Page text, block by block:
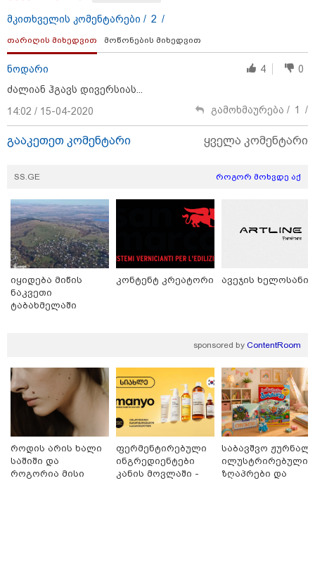
"24 იანვრის ღამეს თამარ ნავროზაშვილის ძმა
მიგზავნის მესიჯს... მე ვერ ვნახე, რადგან "სპამებში"
ჩავარდა": რა მისწერა ნია იმნაძის ბიძამ ეკა
კუპატაძეს? - გიგა ავალიანის დედა "სქრინს"
აქვეყნებს
21:33 / 08-08-2026
ნია იმნაძის ბებია მიმართვას ავრცელებს -
ოჯახის ენით აღუწერელი ტკივილი არ შეიძლება
განადგურების საფუძველი"
მკითხველის კომენტარები / 2 /
თარიღის მიხედვით მოწონების მიხედვით
ნოდარი 4
0
ძალიან ჰგავს დივერსიას...
14:02 / 15-04-2020
გამოხმაურება / 1 /
გააკეთეთ კომენტარი ყველა კომენტარი
SS.GE როგორ მოხვდე აქ
იყიდება მიწის
ნაკვეთი
ტაბახმელაში
კონტენტ კრეატორი ავეჯის ხელოსანი
sponsored by ContentRoom
როდის არის ხალი
საშიში და
როგორია მისი
ფერმენტირებული
ინგრედიენტები
კანის მოვლაში -
საბავშვო
ილუსტრირებული
ზღაპრები და